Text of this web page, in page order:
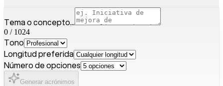
Tema o concepto...
0 / 1024
Tono
Longitud preferida
Número de opciones
Generar acrónimos